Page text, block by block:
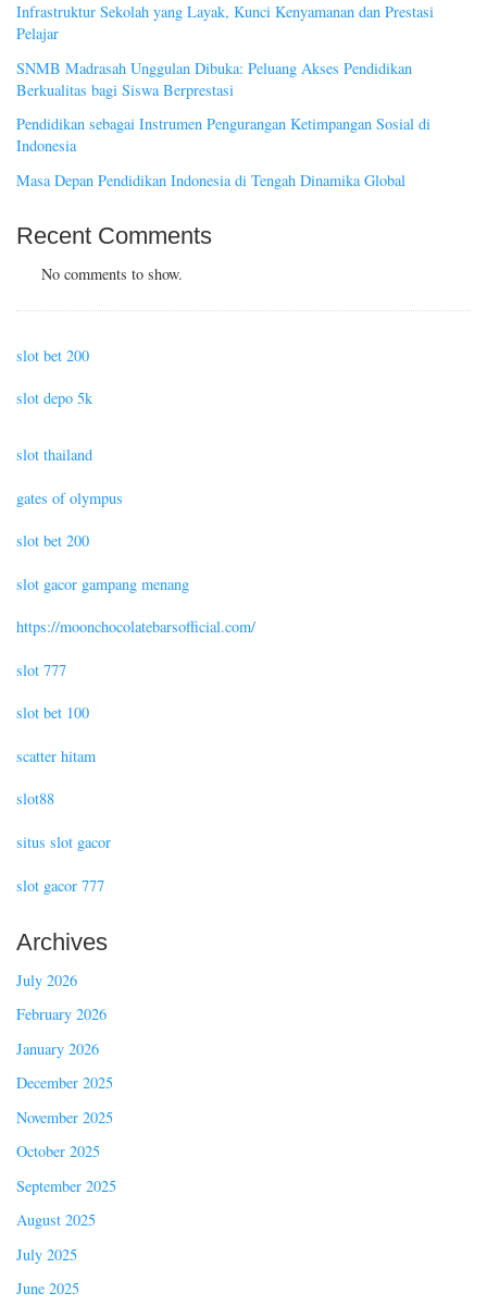
Infrastruktur Sekolah yang Layak, Kunci Kenyamanan dan Prestasi
Pelajar
SNMB Madrasah Unggulan Dibuka: Peluang Akses Pendidikan
Berkualitas bagi Siswa Berprestasi
Pendidikan sebagai Instrumen Pengurangan Ketimpangan Sosial di
Indonesia
Masa Depan Pendidikan Indonesia di Tengah Dinamika Global
Recent Comments
No comments to show.
slot bet 200
slot depo 5k
slot thailand
gates of olympus
slot bet 200
slot gacor gampang menang
https://moonchocolatebarsofficial.com/
slot 777
slot bet 100
scatter hitam
slot88
situs slot gacor
slot gacor 777
Archives
July 2026
February 2026
January 2026
December 2025
November 2025
October 2025
September 2025
August 2025
July 2025
June 2025